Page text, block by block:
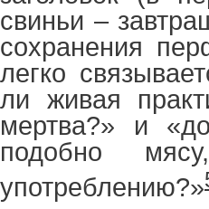
свиньи –
сохранения
легко
ли живая
мертва?» и
подобно
употреблению?»